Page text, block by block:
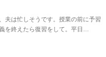
夫は忙しそうです。授業の前に予習
を終えたら復習をして。平日…